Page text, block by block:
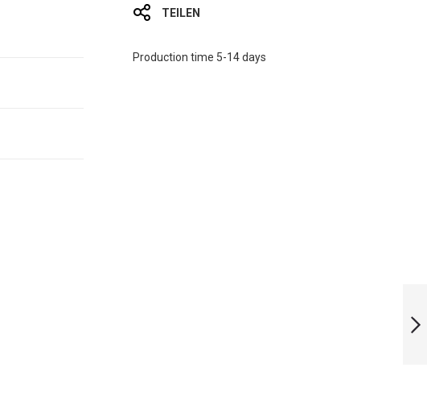
TEILEN
Production time 5-14 days